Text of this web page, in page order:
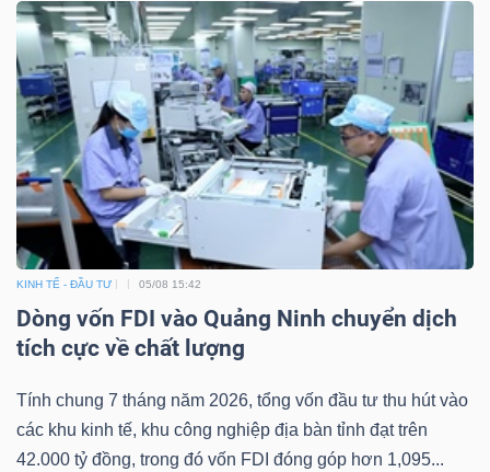
KINH TẾ - ĐẦU TƯ 05/08 15:42
Dòng vốn FDI vào Quảng Ninh chuyển dịch
tích cực về chất lượng
Tính chung 7 tháng năm 2026, tổng vốn đầu tư thu hút vào
các khu kinh tế, khu công nghiệp địa bàn tỉnh đạt trên
42.000 tỷ đồng, trong đó vốn FDI đóng góp hơn 1,095...